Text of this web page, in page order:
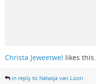
Christa Jeweetwel likes this.
in reply to Natasja van Loon